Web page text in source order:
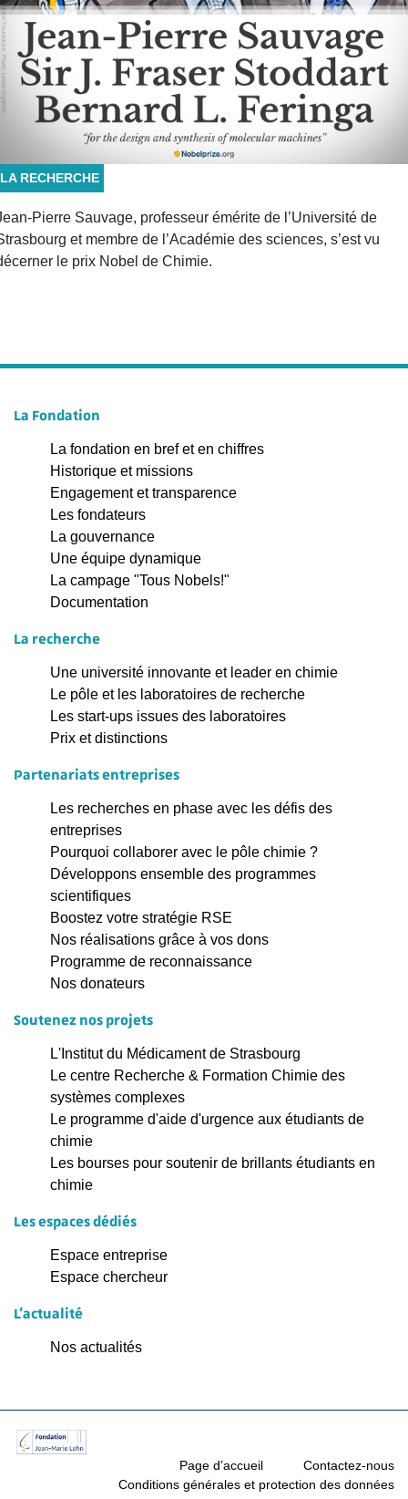
LA RECHERCHE
Pierre Sauvage, professeur émérite de l’Université de
et membre de l’Académie des sciences, s’est vu
le prix Nobel de Chimie.
La Fondation
La fondation en bref et en chiffres
Historique et missions
Engagement et transparence
Les fondateurs
La gouvernance
Une équipe dynamique
La campage "Tous Nobels!"
Documentation
La recherche
Une université innovante et leader en chimie
Le pôle et les laboratoires de recherche
Les start-ups issues des laboratoires
Prix et distinctions
Partenariats entreprises
Les recherches en phase avec les défis des
entreprises
Pourquoi collaborer avec le pôle chimie ?
Développons ensemble des programmes
scientifiques
Boostez votre stratégie RSE
Nos réalisations grâce à vos dons
Programme de reconnaissance
Nos donateurs
Soutenez nos projets
L'Institut du Médicament de Strasbourg
Le centre Recherche & Formation Chimie des
systèmes complexes
Le programme d'aide d'urgence aux étudiants de
chimie
Les bourses pour soutenir de brillants étudiants en
chimie
Les espaces dédiés
Espace entreprise
Espace chercheur
L'actualité
Nos actualités
Page d’accueil
Contactez-nous
Conditions générales et protection des données